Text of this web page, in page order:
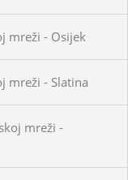
mreži - Osijek
mreži - Slatina
mreži -